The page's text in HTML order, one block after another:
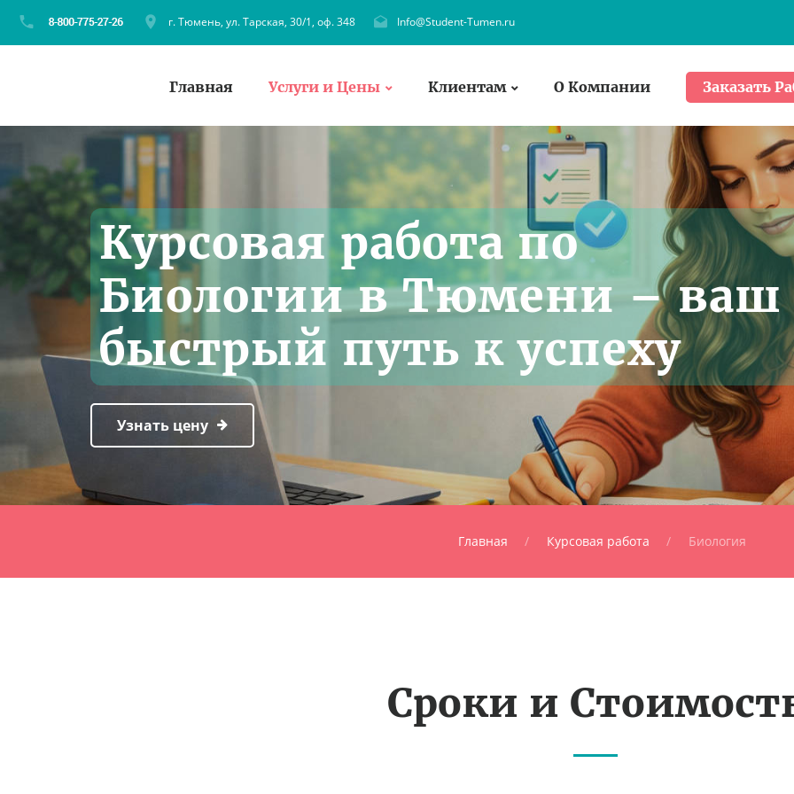
г. Тюмень, ул. Тарская, 30/1, оф. 348 Info@Student-Tumen.ru
Главная Услуги и Цены Клиентам О Компании Заказать
Курсовая работа по
Биологии в Тюмени – ваш
быстрый путь к успеху
Узнать цену
Главная Курсовая работа Биология
Сроки и